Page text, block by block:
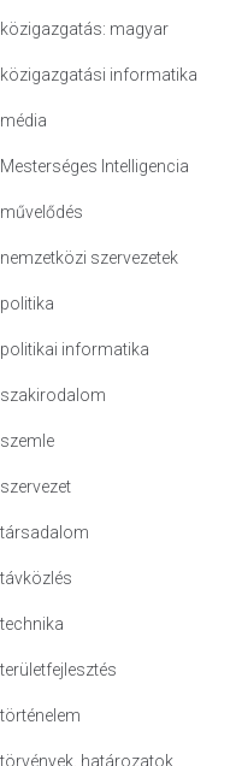
közigazgatás: magyar
közigazgatási informatika
média
Mesterséges Intelligencia
művelődés
nemzetközi szervezetek
politika
politikai informatika
szakirodalom
szemle
szervezet
társadalom
távközlés
technika
területfejlesztés
történelem
törvények, határozatok